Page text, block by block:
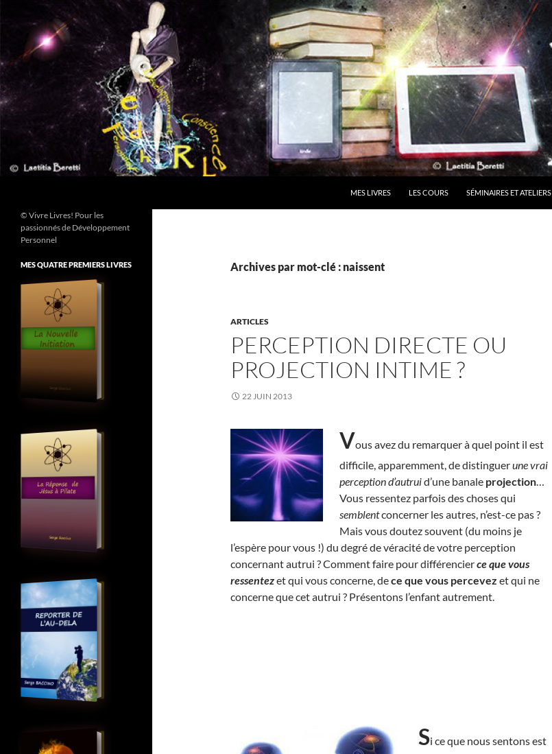
contenu
MES LIVRES LES COURS SÉMINAIRES ET ATELIERS
Archives par mot-clé : naissent
ARTICLES
PERCEPTION DIRECTE OU
PROJECTION INTIME ?
22 JUIN 2013
Vous avez du remarquer à quel point il est
difficile, apparemment, de distinguerune vrai
perception d’autruid’une banale projection…
Vous ressentez parfois des choses qui
semblentconcerner les autres, n’est-ce pas ?
Mais vous doutez souvent (du moins je
l’espère pour vous !) du degré de véracité de votre perception
concernant autrui ? Comment faire pour différencierce que vous
ressentezet qui vous concerne, dece que vous percevez et qui ne
concerne que cet autrui ? Présentons l’enfant autrement.
Si ce que nous sentons est
© Vivre Livres! Pour les
passionnés de Développement
Personnel
MES QUATRE PREMIERS LIVRES